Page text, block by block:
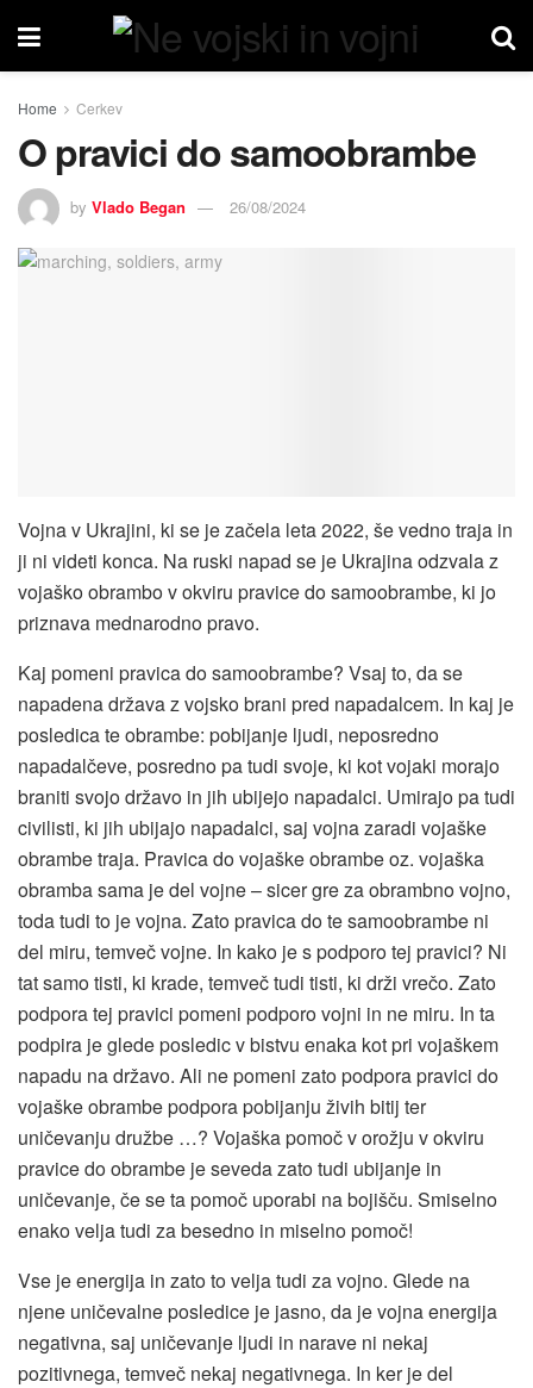
Home Cerkev
O pravici do samoobrambe
by Vlado Began 26/08/2024
Vojna v Ukrajini, ki se je začela leta 2022, še vedno traja in
ji ni videti konca. Na ruski napad se je Ukrajina odzvala z
vojaško obrambo v okviru pravice do samoobrambe, ki jo
priznava mednarodno pravo.
Kaj pomeni pravica do samoobrambe? Vsaj to, da se
napadena država z vojsko brani pred napadalcem. In kaj je
posledica te obrambe: pobijanje ljudi, neposredno
napadalčeve, posredno pa tudi svoje, ki kot vojaki morajo
braniti svojo državo in jih ubijejo napadalci. Umirajo pa tudi
civilisti, ki jih ubijajo napadalci, saj vojna zaradi vojaške
obrambe traja. Pravica do vojaške obrambe oz. vojaška
obramba sama je del vojne – sicer gre za obrambno vojno,
toda tudi to je vojna. Zato pravica do te samoobrambe ni
del miru, temveč vojne. In kako je s podporo tej pravici? Ni
tat samo tisti, ki krade, temveč tudi tisti, ki drži vrečo. Zato
podpora tej pravici pomeni podporo vojni in ne miru. In ta
podpira je glede posledic v bistvu enaka kot pri vojaškem
napadu na državo. Ali ne pomeni zato podpora pravici do
vojaške obrambe podpora pobijanju živih bitij ter
uničevanju družbe …? Vojaška pomoč v orožju v okviru
pravice do obrambe je seveda zato tudi ubijanje in
uničevanje, če se ta pomoč uporabi na bojišču. Smiselno
enako velja tudi za besedno in miselno pomoč!
Vse je energija in zato to velja tudi za vojno. Glede na
njene uničevalne posledice je jasno, da je vojna energija
negativna, saj uničevanje ljudi in narave ni nekaj
pozitivnega, temveč nekaj negativnega. In ker je del